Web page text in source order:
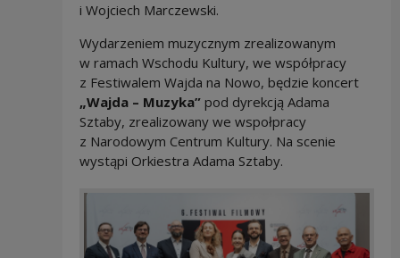
i Wojciech Marczewski.
Wydarzeniem muzycznym zrealizowanym
w ramach Wschodu Kultury, we współpracy
z Festiwalem Wajda na Nowo, będzie koncert
„Wajda – Muzyka” pod dyrekcją Adama
Sztaby, zrealizowany we wspołpracy
z Narodowym Centrum Kultury. Na scenie
wystąpi Orkiestra Adama Sztaby.